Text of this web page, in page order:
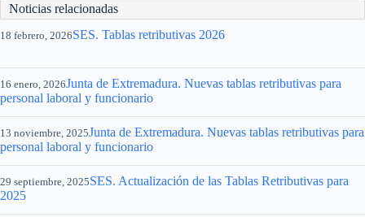
Noticias relacionadas
18 febrero, 2026SES. Tablas retributivas 2026
16 enero, 2026Junta de Extremadura. Nuevas tablas retributivas para
personal laboral y funcionario
13 noviembre, 2025Junta de Extremadura. Nuevas tablas retributivas para
personal laboral y funcionario
29 septiembre, 2025SES. Actualización de las Tablas Retributivas para
2025